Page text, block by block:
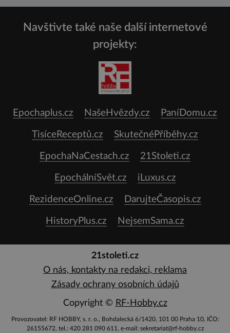
Navštivte také naše další internetové
projekty:
Epochaplus.cz NašeHvězdy.cz PaníDomu.cz
TisíceReceptů.cz SkutečnéPříběhy.cz
EpochaNaCestach.cz 21Stoleti.cz
EpochálníSvět.cz iLuxus.cz
RezidenceOnline.cz DarujteČasopis.cz
HistoryPlus.cz NejsemSama.cz
21stoleti.cz
O nás, kontakty na redakci, reklama
Zásady ochrany osobních údajů
Copyright © RF-Hobby.cz
Provozovatel: RF HOBBY, s. r. o., Bohdalecká 6/1420, 101 00 Praha 10, IČO:
26155672, tel.: 420 281 090 611, e-mail: sekretariat@rf-hobby.cz